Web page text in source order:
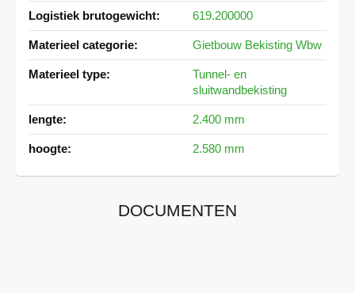
619.200000
Gietbouw Bekisting Wbw
Tunnel- en
sluitwandbekisting
2.400 mm
2.580 mm
DOCUMENTEN